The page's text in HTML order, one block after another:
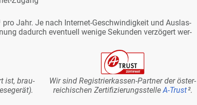
pro Jahr. Je nach In­ter­net-Ge­schwin­dig­keit und Aus­las­
da­durch even­tu­ell we­ni­ge Se­kun­den ver­zö­gert wer­
ist, brau­
Wir sind Re­gis­trier­kas­sen-Part­ner der ös­ter­
rei­chi­schen Zer­ti­fi­zie­rungs­stel­leA-Trust².